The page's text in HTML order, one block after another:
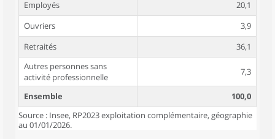
Employés
20,1
Ouvriers
3,9
Retraités
36,1
Autres personnes sans
activité professionnelle
7,3
Ensemble
100,0
Source : Insee, RP2023 exploitation complémentaire, géographie
au 01/01/2026.